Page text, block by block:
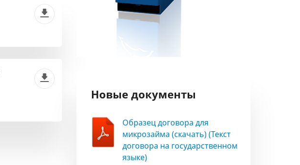
Новые документы
Образец договора для
микрозайма (скачать) (Текст
договора на государственном
языке)